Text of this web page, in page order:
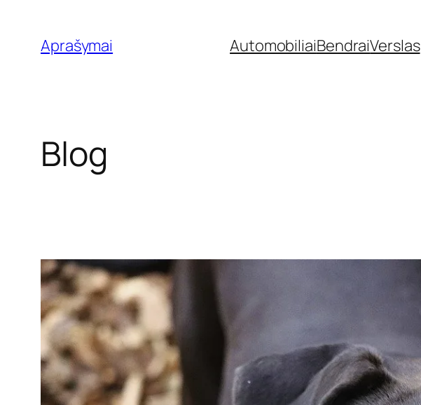
turinio
Aprašymai AutomobiliaiBendraiVerslas
Blog